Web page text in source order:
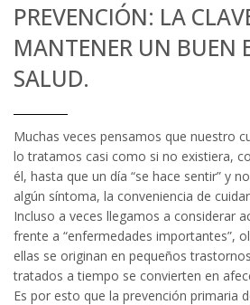
PREVENCIÓN: LA
MANTENER UN BUEN
SALUD.
Muchas veces pensamos que nuestro
lo tratamos casi como si no existiera,
él, hasta que un día “se hace sentir” y
algún síntoma, la conveniencia de
Incluso a veces llegamos a considerar
frente a “enfermedades importantes”,
ellas se originan en pequeños
tratados a tiempo se convierten en
Es por esto que la prevención primaria